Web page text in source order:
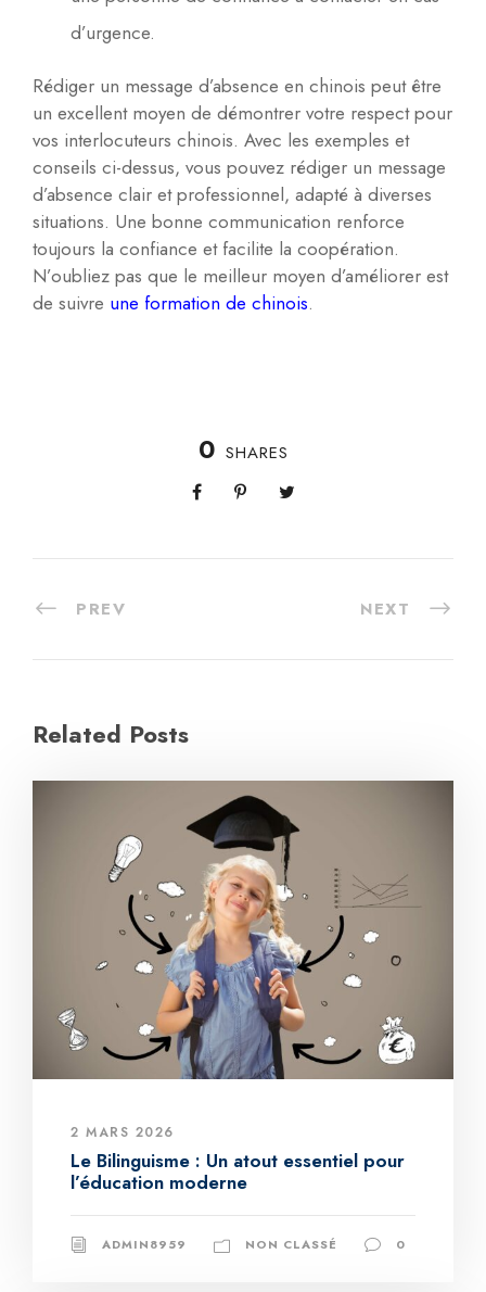
d’urgence.
Rédiger un message d’absence en chinois peut être
un excellent moyen de démontrer votre respect pour
vos interlocuteurs chinois. Avec les exemples et
conseils ci-dessus, vous pouvez rédiger un message
d’absence clair et professionnel, adapté à diverses
situations. Une bonne communication renforce
toujours la confiance et facilite la coopération.
N’oubliez pas que le meilleur moyen d’améliorer est
de suivre une formation de chinois.
0 SHARES
PREV NEXT
Related Posts
2 MARS 2026
Le Bilinguisme : Un atout essentiel pour
l’éducation moderne
ADMIN8959 NON CLASSÉ 0